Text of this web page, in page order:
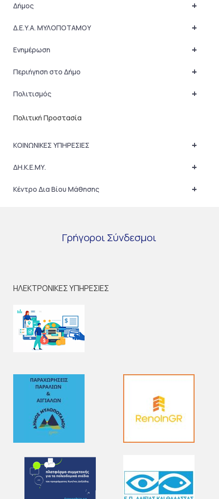
+
Δήμος
+
Δ.Ε.Υ.Α. ΜΥΛΟΠΟΤΑΜΟΥ
+
Ενημέρωση
+
Περιήγηση στο Δήμο
+
Πολιτισμός
Πολιτική Προστασία
+
ΚΟΙΝΩΝΙΚΕΣ ΥΠΗΡΕΣΙΕΣ
+
ΔΗ.Κ.Ε.ΜΥ.
+
Κέντρο Δια Βίου Μάθησης
Γρήγοροι Σύνδεσμοι
ΗΛΕΚΤΡΟΝΙΚΕΣ ΥΠΗΡΕΣΙΕΣ